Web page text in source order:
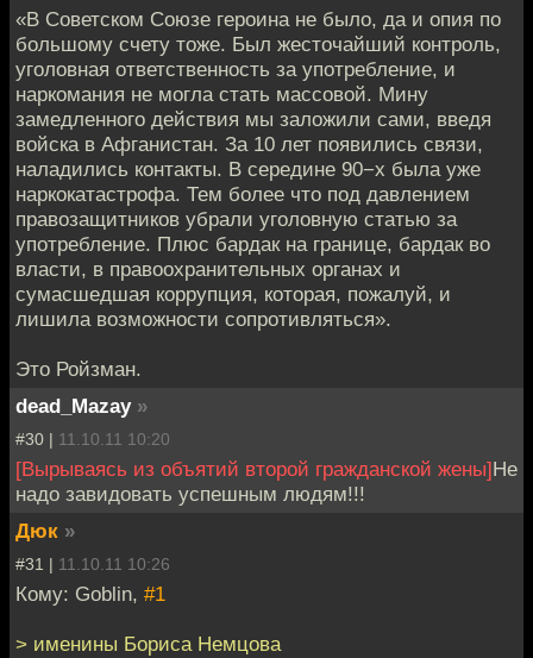
«В Советском Союзе героина не было, да и опия по
большому счету тоже. Был жесточайший контроль,
уголовная ответственность за употребление, и
наркомания не могла стать массовой. Мину
замедленного действия мы заложили сами, введя
войска в Афганистан. За 10 лет появились связи,
наладились контакты. В середине 90−х была уже
наркокатастрофа. Тем более что под давлением
правозащитников убрали уголовную статью за
употребление. Плюс бардак на границе, бардак во
власти, в правоохранительных органах и
сумасшедшая коррупция, которая, пожалуй, и
лишила возможности сопротивляться».
Это Ройзман.
dead_Mazay »
#30 | 11.10.11 10:20
[Вырываясь из объятий второй гражданской жены]Не
надо завидовать успешным людям!!!
Дюк »
#31 | 11.10.11 10:26
Кому: Goblin, #1
> именины Бориса Немцова